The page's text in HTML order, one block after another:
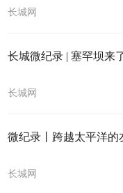
长城网
长城微纪录 | 塞罕坝来
长城网
微纪录丨跨越太平洋的
长城网